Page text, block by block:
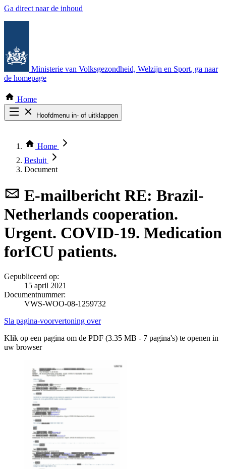
Ga direct naar de inhoud
Ministerie van Volksgezondheid, Welzijn en Sport, ga naar
de homepage
Home
Hoofdmenu in- of uitklappen
Thema COVID-19
Bekijk per bestuursorgaan
Home
Besluit
Document
E-mailbericht RE: Brazil-
Netherlands cooperation.
Urgent. COVID-19. Medication
forICU patients.
Gepubliceerd op:
15 april 2021
Documentnummer:
VWS-WOO-08-1259732
Sla pagina-voorvertoning over
Klik op een pagina om de PDF (3.35 MB - 7 pagina's) te openen in
uw browser